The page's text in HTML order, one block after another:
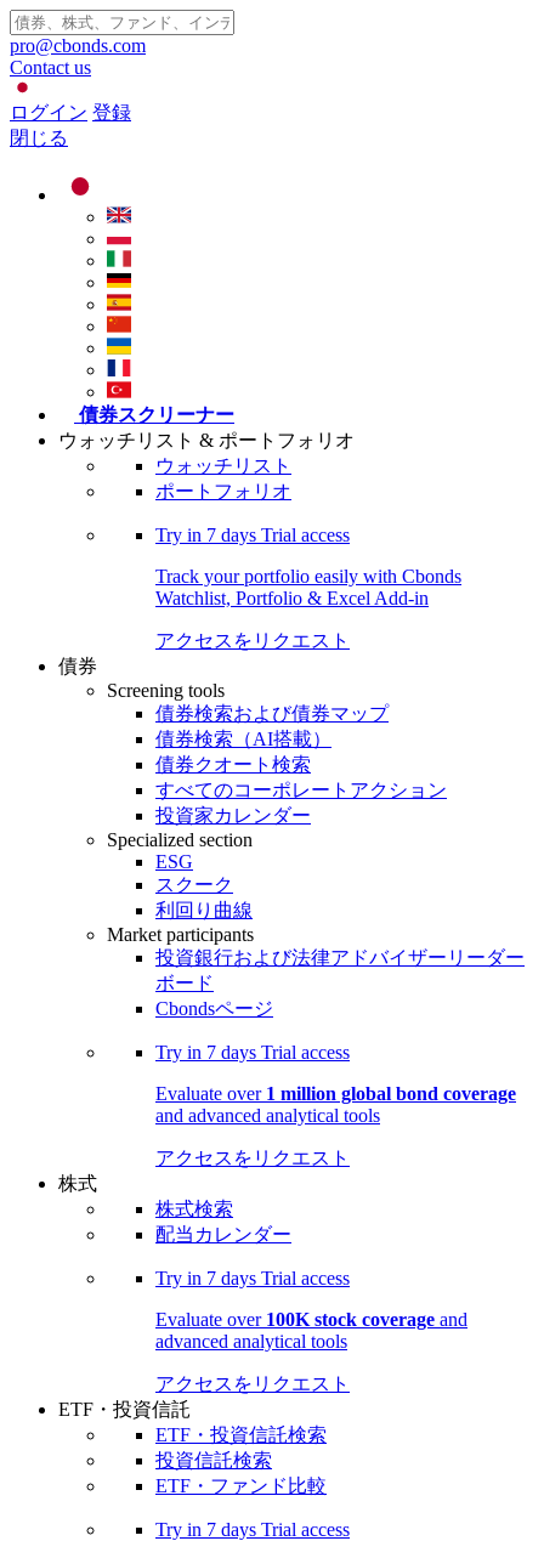
pro@cbonds.com
Contact us
ログイン 登録
閉じる
債券スクリーナー
ウォッチリスト & ポートフォリオ
ウォッチリスト
ポートフォリオ
Try in 7 days Trial access
Track your portfolio easily with Cbonds
Watchlist, Portfolio & Excel Add-in
アクセスをリクエスト
債券
Screening tools
債券検索および債券マップ
債券検索（AI搭載）
債券クオート検索
すべてのコーポレートアクション
投資家カレンダー
Specialized section
ESG
スクーク
利回り曲線
Market participants
投資銀行および法律アドバイザーリーダー
ボード
Cbondsページ
Try in 7 days Trial access
Evaluate over 1 million global bond coverage
and advanced analytical tools
アクセスをリクエスト
株式
株式検索
配当カレンダー
Try in 7 days Trial access
Evaluate over 100K stock coverage and
advanced analytical tools
アクセスをリクエスト
ETF・投資信託
ETF・投資信託検索
投資信託検索
ETF・ファンド比較
Try in 7 days Trial access